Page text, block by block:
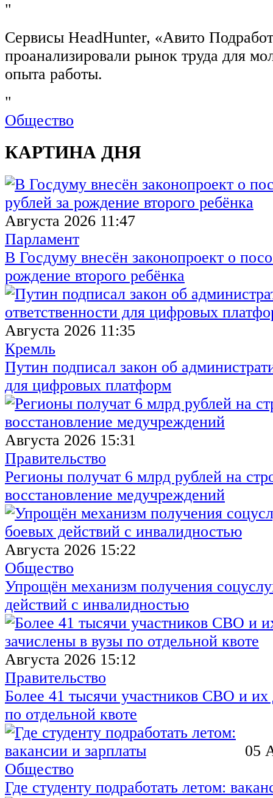
"
Сервисы HeadHunter, «Авито
проанализировали рынок труда для
опыта работы.
"
Общество
КАРТИНА ДНЯ
Августа 2026 11:47
Парламент
В Госдуму внесён законопроект о
рождение второго ребёнка
Августа 2026 11:35
Кремль
Путин подписал закон об
для цифровых платформ
Августа 2026 15:31
Правительство
Регионы получат 6 млрд рублей на
восстановление медучреждений
Августа 2026 15:22
Общество
Упрощён механизм получения
действий с инвалидностью
Августа 2026 15:12
Правительство
Более 41 тысячи участников СВО и их
по отдельной квоте
05
Общество
Где студенту подработать летом: